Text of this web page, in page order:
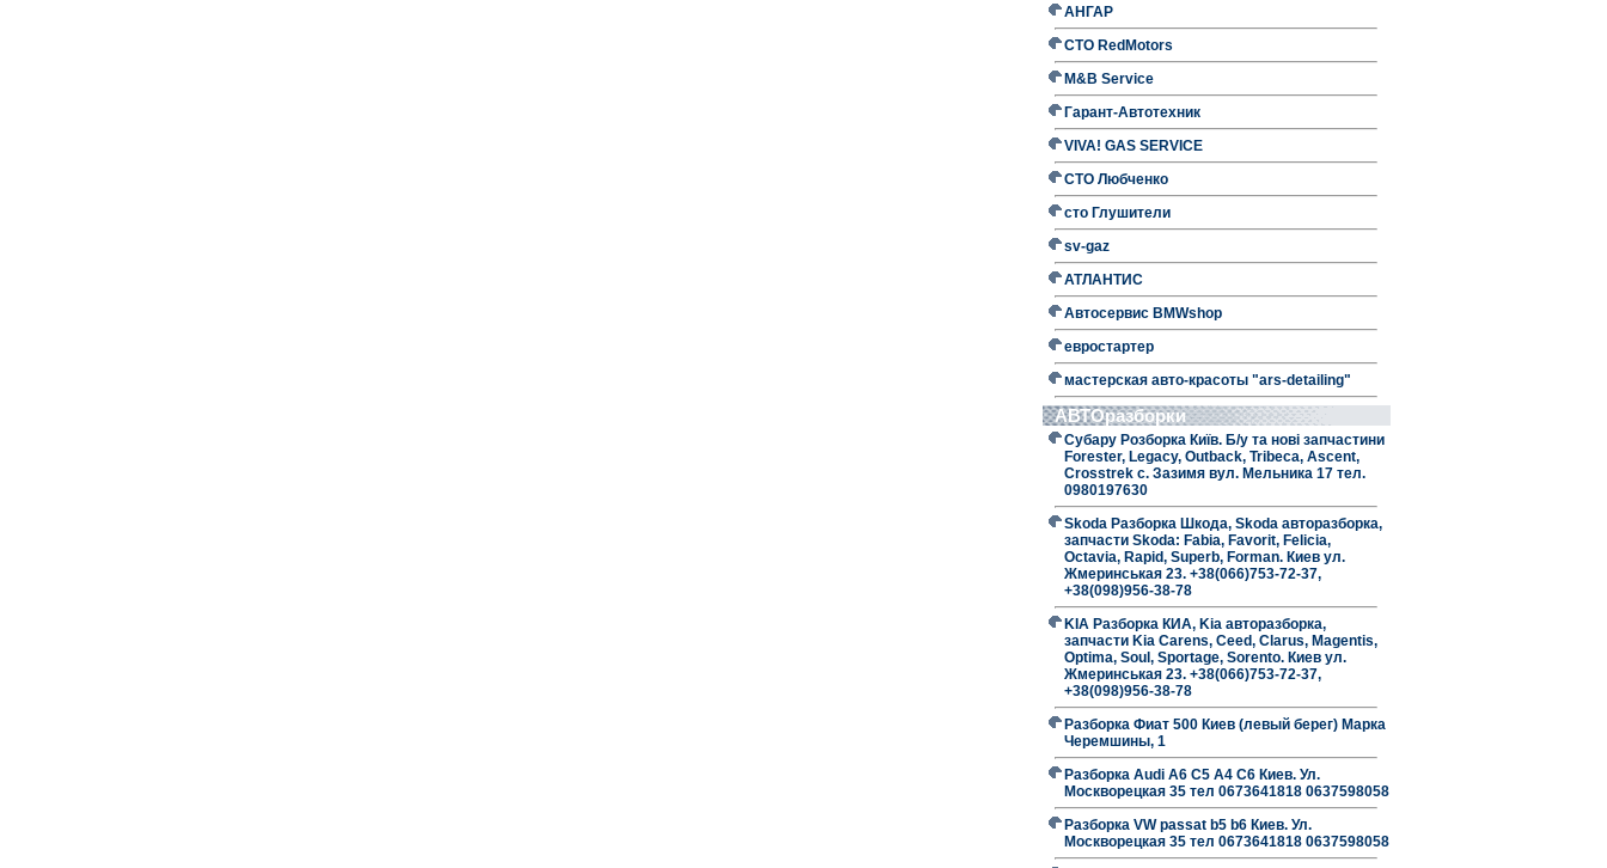
АНГАР
СТО RedMotors
M&B Service
Гарант-Автотехник
VIVA! GAS SERVICE
СТО Любченко
сто Глушители
sv-gaz
АТЛАНТИС
Автосервис BMWshop
евростартер
мастерская авто-красоты "ars-detailing"
АВТОразборки
Субару Розборка Київ. Б/у та нові запчастини
Forester, Legacy, Outback, Tribeca, Ascent,
Crosstrek с. Зазимя вул. Мельника 17 тел.
0980197630
Skoda Разборка Шкода, Skoda авторазборка,
запчасти Skoda: Fabia, Favorit, Felicia,
Octavia, Rapid, Superb, Forman. Киев ул.
Жмеринськая 23. +38(066)753-72-37,
+38(098)956-38-78
KIA Разборка КИА, Kia авторазборка,
запчасти Kia Carens, Ceed, Clarus, Magentis,
Optima, Soul, Sportage, Sorento. Киев ул.
Жмеринськая 23. +38(066)753-72-37,
+38(098)956-38-78
Разборка Фиат 500 Киев (левый берег) Марка
Черемшины, 1
Разборка Audi A6 C5 A4 C6 Киев. Ул.
Москворецкая 35 тел 0673641818 0637598058
Разборка VW passat b5 b6 Киев. Ул.
Москворецкая 35 тел 0673641818 0637598058